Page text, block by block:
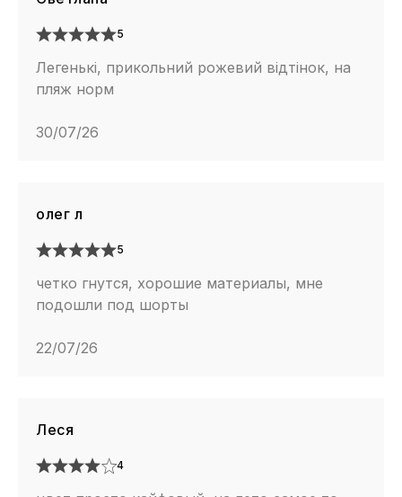
5
Легенькі, прикольний рожевий відтінок, на
пляж норм
30/07/26
олег л
5
четко гнутся, хорошие материалы, мне
подошли под шорты
22/07/26
Леся
4